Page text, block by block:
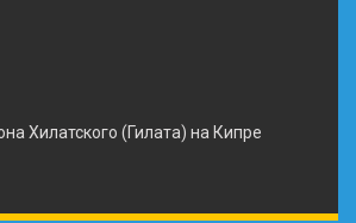
Хилатского (Гилата) на Кипре